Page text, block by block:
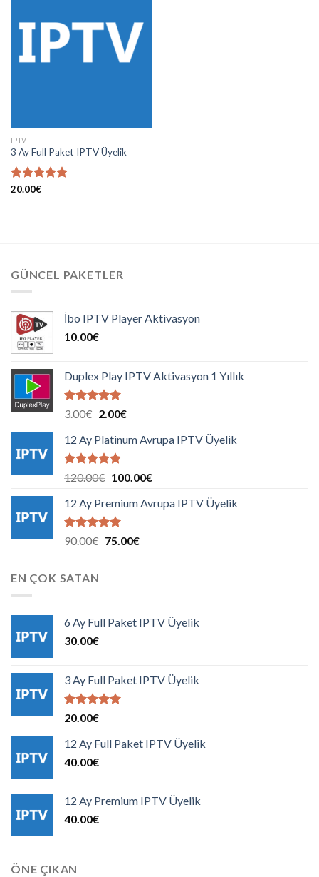
wishlist
IPTV
3 Ay Full Paket IPTV Üyelik
5 üzerinden
20.00€
GÜNCEL PAKETLER
İbo IPTV Player Aktivasyon
10.00€
Duplex Play IPTV Aktivasyon 1 Yıllık
5 üzerinden
aldı
3.00€ Orijinal
3.00€.
2.00€Şu
fiyat:
12 Ay Platinum Avrupa IPTV Üyelik
5 üzerinden
aldı
120.00€ Orijinal
120.00€.
100.00€Şu
fiyat:
12 Ay Premium Avrupa IPTV Üyelik
5 üzerinden
90.00€ Orijinal
75.00€Şu
EN ÇOK SATAN
6 Ay Full Paket IPTV Üyelik
30.00€
3 Ay Full Paket IPTV Üyelik
5 üzerinden
aldı
20.00€
12 Ay Full Paket IPTV Üyelik
40.00€
12 Ay Premium IPTV Üyelik
40.00€
ÖNE ÇIKAN